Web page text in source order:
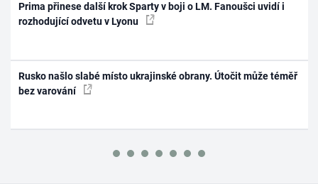
Prima přinese další krok Sparty v boji o LM. Fanoušci uvidí i
rozhodující odvetu v Lyonu
Rusko našlo slabé místo ukrajinské obrany. Útočit může téměř
bez varování